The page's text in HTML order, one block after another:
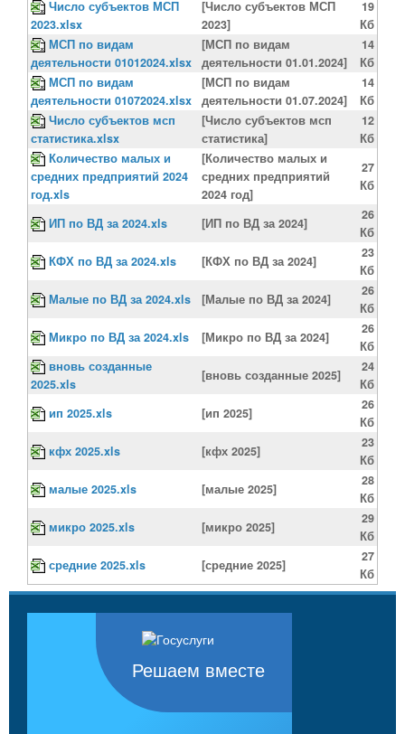
Число субъектов МСП
2023.xlsx
[Число субъектов МСП
2023]
19
Кб
МСП по видам
деятельности 01012024.xlsx
[МСП по видам
деятельности 01.01.2024]
14
Кб
МСП по видам
деятельности 01072024.xlsx
[МСП по видам
деятельности 01.07.2024]
14
Кб
Число субъектов мсп
статистика.xlsx
[Число субъектов мсп
статистика]
12
Кб
Количество малых и
средних предприятий 2024
год.xls
[Количество малых и
средних предприятий
2024 год]
27
Кб
ИП по ВД за 2024.xls [ИП по ВД за 2024]
26
Кб
КФХ по ВД за 2024.xls
[КФХ по ВД за 2024]
23
Кб
Малые по ВД за 2024.xls
[Малые по ВД за 2024]
26
Кб
Микро по ВД за 2024.xls
[Микро по ВД за 2024]
26
Кб
вновь созданные
2025.xls
[вновь созданные 2025]
24
Кб
ип 2025.xls
[ип 2025]
26
Кб
кфх 2025.xls
[кфх 2025]
23
Кб
малые 2025.xls
[малые 2025]
28
Кб
микро 2025.xls
[микро 2025]
29
Кб
средние 2025.xls
[средние 2025]
27
Кб
Решаем вместе